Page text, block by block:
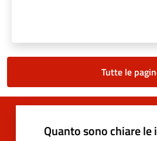
Tutte le
Quanto sono chiare